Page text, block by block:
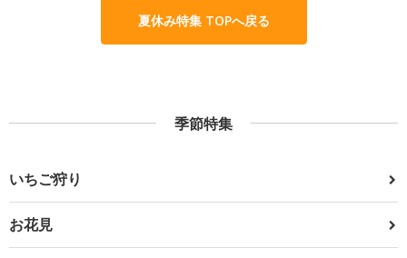
夏休み特集 TOPへ戻る
季節特集
いちご狩り
お花見